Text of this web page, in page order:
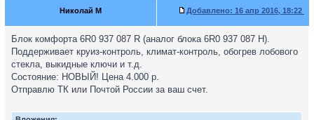
Николай M Добавлено: 16 апр 2016, 18:22
Блок комфорта 6R0 937 087 R (аналог блока 6R0 937 087 H).
Поддерживает круиз-контроль, климат-контроль, обогрев лобового
стекла, выкидные ключи и т.д.
Состояние: НОВЫЙ! Цена 4.000 р.
Отправлю ТК или Почтой России за ваш счет.